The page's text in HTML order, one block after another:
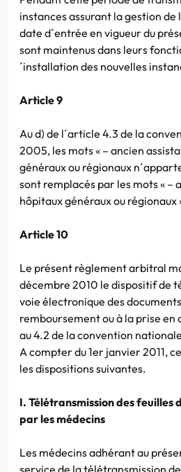
instances assurant la gestion de
date d´entrée en vigueur du
sont maintenus dans leurs
´installation des nouvelles
Article 9
Au d) de l´article 4.3 de la
2005, les mots « – ancien
généraux ou régionaux
sont remplacés par les mots « –
hôpitaux généraux ou régionaux
Article 10
Le présent règlement arbitral
décembre 2010 le dispositif de
voie électronique des
remboursement ou à la prise en
au 4.2 de la convention
A compter du 1er janvier 2011,
les dispositions suivantes.
I. Télétransmission des feuilles
par les médecins
Les médecins adhérant au
service de la télétransmission